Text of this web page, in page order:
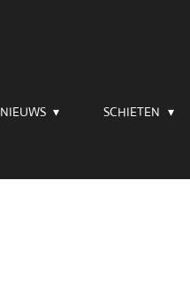
NIEUWS SCHIETEN